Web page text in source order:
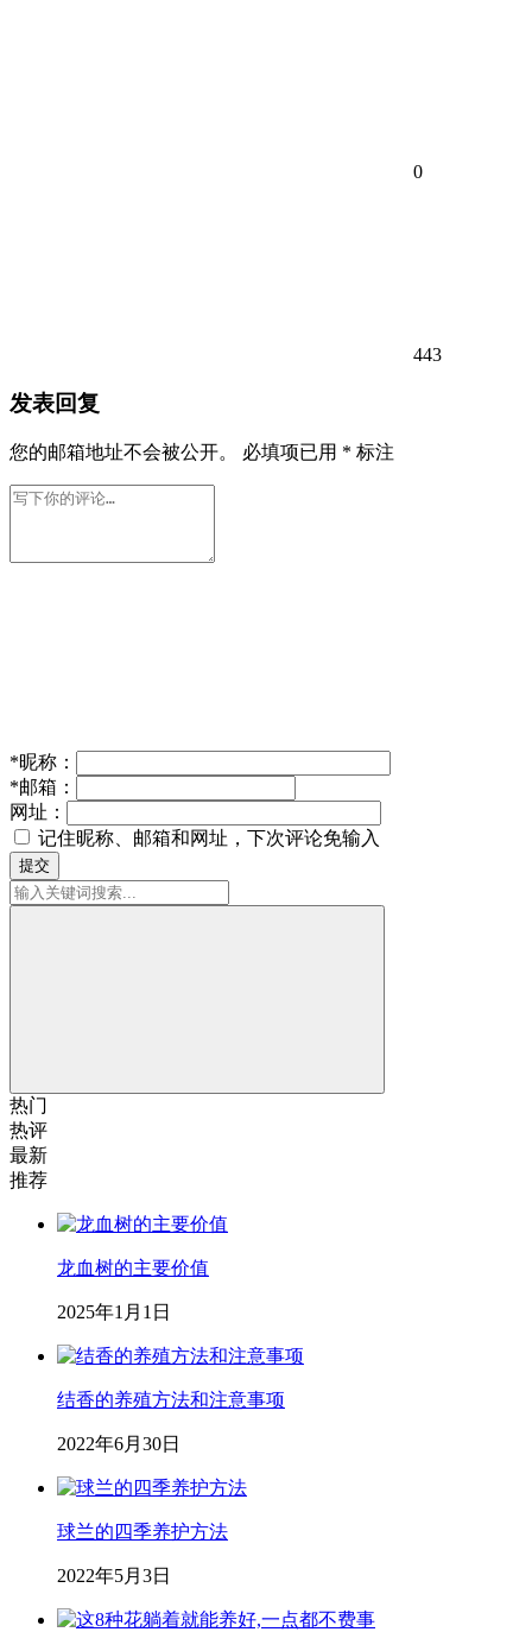
0
443
发表回复
您的邮箱地址不会被公开。 必填项已用 * 标注
*昵称：
*邮箱：
网址：
记住昵称、邮箱和网址，下次评论免输入
提交
热门
热评
最新
推荐
龙血树的主要价值
2025年1月1日
结香的养殖方法和注意事项
2022年6月30日
球兰的四季养护方法
2022年5月3日